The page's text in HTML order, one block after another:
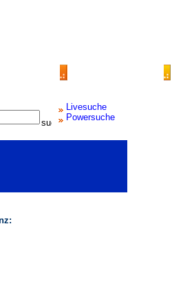
Livesuche
Powersuche